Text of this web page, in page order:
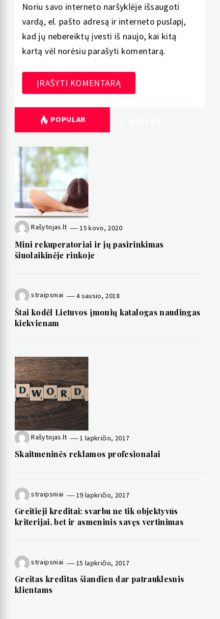
Noriu savo interneto naršyklėje išsaugoti
vardą, el. pašto adresą ir interneto puslapį,
kad jų nebereiktų įvesti iš naujo, kai kitą
kartą vėl norėsiu parašyti komentarą.
POPULAR
Rašytojas.lt 15 kovo, 2020
Mini rekuperatoriai ir jų pasirinkimas
šiuolaikinėje rinkoje
straipsniai 4 sausio, 2018
Štai kodėl Lietuvos įmonių katalogas naudingas
kiekvienam
Rašytojas.lt 1 lapkričio, 2017
Skaitmeninės reklamos profesionalai
straipsniai 19 lapkričio, 2017
Greitieji kreditai: svarbu ne tik objektyvūs
kriterijai, bet ir asmeninis savęs vertinimas
straipsniai 15 lapkričio, 2017
Greitas kreditas šiandien dar patrauklesnis
klientams